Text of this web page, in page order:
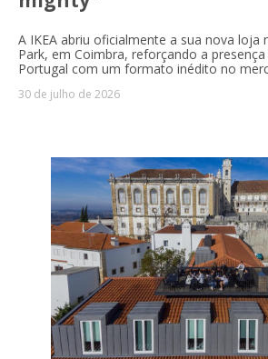
A IKEA abriu oficialmente a sua nova loja
Park, em Coimbra, reforçando a
Portugal com um formato inédito no
30 de julho de 2026